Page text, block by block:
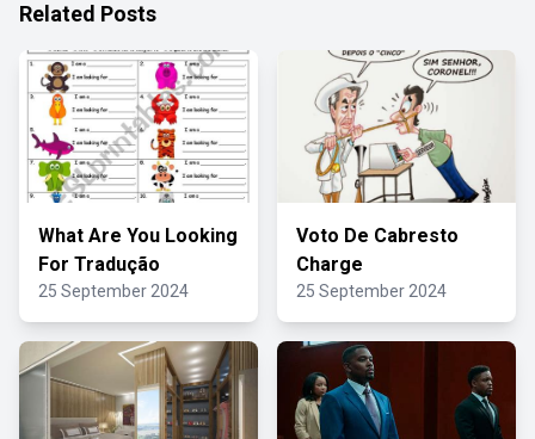
Related Posts
What Are You Looking
For Tradução
25 September 2024
Voto De Cabresto
Charge
25 September 2024